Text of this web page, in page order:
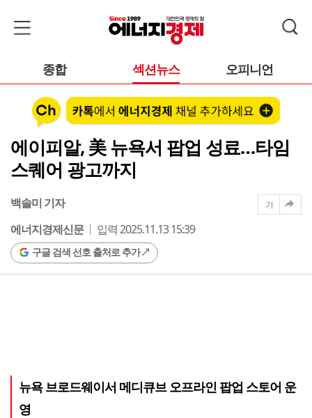
종합 섹션뉴스 오피니언
에이피알, 美 뉴욕서 팝업 성료…타임
스퀘어 광고까지
백솔미 기자
에너지경제신문
입력 2025.11.13 15:39
구글 검색 선호 출처로 추가
가
뉴욕 브로드웨이서 메디큐브 오프라인 팝업 스토어 운
영